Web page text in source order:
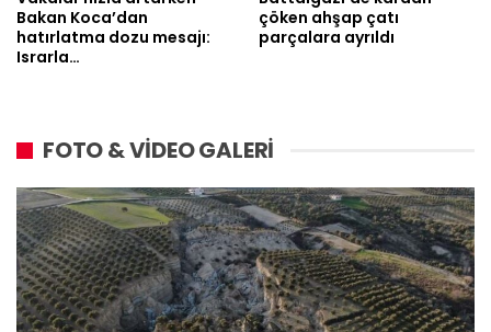
Bakan Koca’dan
hatırlatma dozu mesajı:
Israrla…
çöken ahşap çatı
parçalara ayrıldı
FOTO & VİDEO GALERİ